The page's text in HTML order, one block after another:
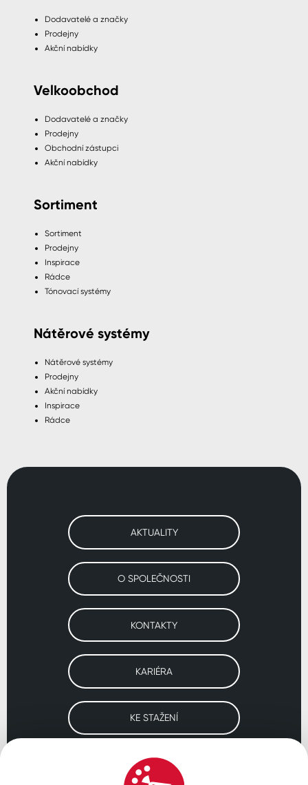
Dodavatelé a značky
Prodejny
Akční nabídky
Velkoobchod
Dodavatelé a značky
Prodejny
Obchodní zástupci
Akční nabídky
Sortiment
Sortiment
Prodejny
Inspirace
Rádce
Tónovací systémy
Nátěrové systémy
Nátěrové systémy
Prodejny
Akční nabídky
Inspirace
Rádce
AKTUALITY
O SPOLEČNOSTI
KONTAKTY
KARIÉRA
KE STAŽENÍ
Navštivte naše pobočky